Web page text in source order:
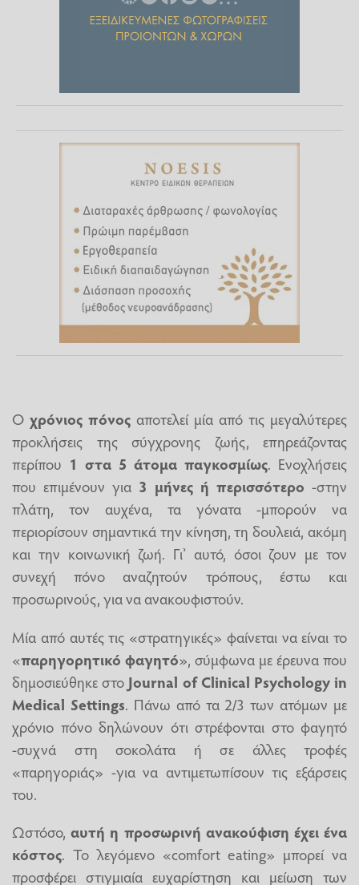
Ο χρόνιος πόνος αποτελεί μία από τις μεγαλύτερες
προκλήσεις της σύγχρονης ζωής, επηρεάζοντας
περίπου 1 στα 5 άτομα παγκοσμίως. Ενοχλήσεις
που επιμένουν για 3 μήνες ή περισσότερο -στην
πλάτη, τον αυχένα, τα γόνατα -μπορούν να
περιορίσουν σημαντικά την κίνηση, τη δουλειά, ακόμη
και την κοινωνική ζωή. Γι’ αυτό, όσοι ζουν με τον
συνεχή πόνο αναζητούν τρόπους, έστω και
προσωρινούς, για να ανακουφιστούν.
Μία από αυτές τις «στρατηγικές» φαίνεται να είναι το
«παρηγορητικό φαγητό», σύμφωνα με έρευνα που
δημοσιεύθηκε στο Journal of Clinical Psychology in
Medical Settings. Πάνω από τα 2/3 των ατόμων με
χρόνιο πόνο δηλώνουν ότι στρέφονται στο φαγητό
-συχνά στη σοκολάτα ή σε άλλες τροφές
«παρηγοριάς» -για να αντιμετωπίσουν τις εξάρσεις
του.
Ωστόσο,αυτή η προσωρινή ανακούφιση έχει ένα
κόστος. Το λεγόμενο «comfort eating» μπορεί να
προσφέρει στιγμιαία ευχαρίστηση και μείωση των